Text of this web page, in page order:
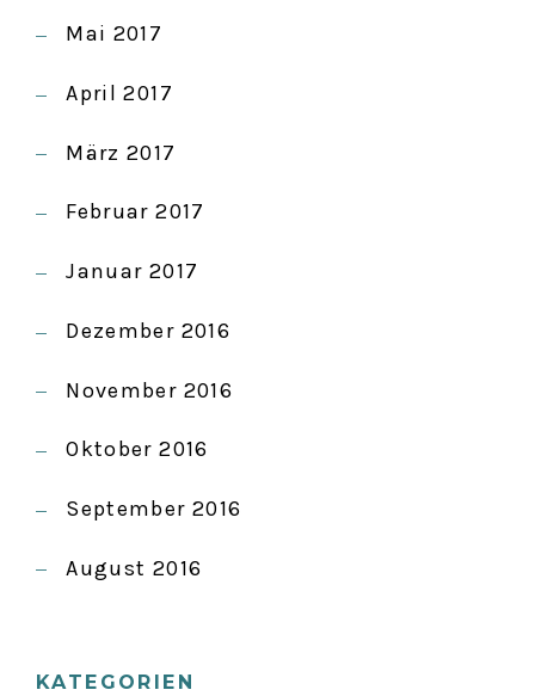
Mai 2017
April 2017
März 2017
Februar 2017
Januar 2017
Dezember 2016
November 2016
Oktober 2016
September 2016
August 2016
KATEGORIEN